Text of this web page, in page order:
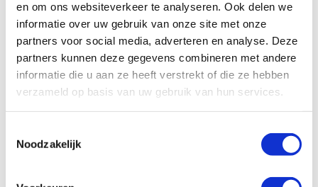
en om ons websiteverkeer te analyseren. Ook delen we
informatie over uw gebruik van onze site met onze
partners voor social media, adverteren en analyse. Deze
partners kunnen deze gegevens combineren met andere
informatie die u aan ze heeft verstrekt of die ze hebben
verzameld op basis van uw gebruik van hun services.
Noodzakelijk